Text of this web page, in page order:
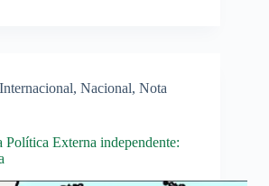
Internacional, Nacional, Nota
Política Externa independente: